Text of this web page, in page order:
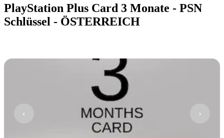
PlayStation Plus Card 3 Monate - PSN
Schlüssel - ÖSTERREICH